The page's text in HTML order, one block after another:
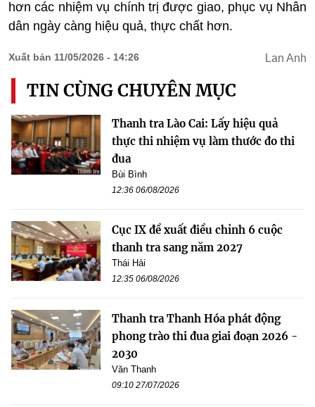
hơn các nhiệm vụ chính trị được giao, phục vụ Nhân
dân ngày càng hiệu quả, thực chất hơn.
Xuất bản 11/05/2026 - 14:26 Lan Anh
TIN CÙNG CHUYÊN MỤC
Thanh tra Lào Cai: Lấy hiệu quả
thực thi nhiệm vụ làm thước đo thi
đua
Bùi Bình
12:36 06/08/2026
Cục IX đề xuất điều chỉnh 6 cuộc
thanh tra sang năm 2027
Thái Hải
12:35 06/08/2026
Thanh tra Thanh Hóa phát động
phong trào thi đua giai đoạn 2026 -
2030
Văn Thanh
09:10 27/07/2026